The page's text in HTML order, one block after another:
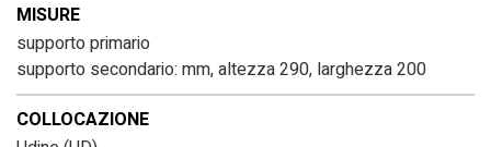
MISURE
supporto primario
supporto secondario: mm, altezza 290, larghezza 200
COLLOCAZIONE